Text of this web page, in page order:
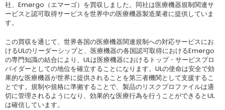
社、Emergo（エマーゴ）を買収しました。同社は医療機器規制関連サ
ービスと認可取得サービスを世界中の医療機器製造業者に提供していま
す。
この買収を通じて、世界各国の医療機器関連規制への対応サービスにお
けるULのリーダーシップと、医療機器の各国認可取得におけるEmergo
の専門知識の結合により、ULは医療機器におけるトップ・サービスプロ
バイダーとしての地位を確立することになります。ULの使命は安全で効
果的な医療機器が世界に提供されることを第三者機関として支援するこ
とです。規制や規格に準拠することで、製品のリスクプロファイルは適
切に管理されるようになり、効果的な医療行為を行うことができるとUL
は確信しています。